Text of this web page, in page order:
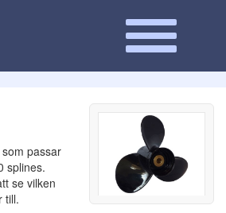
passar
splines.
se vilken
till.